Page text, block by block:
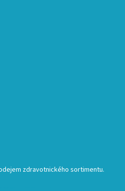
zdravotnického sortimentu.